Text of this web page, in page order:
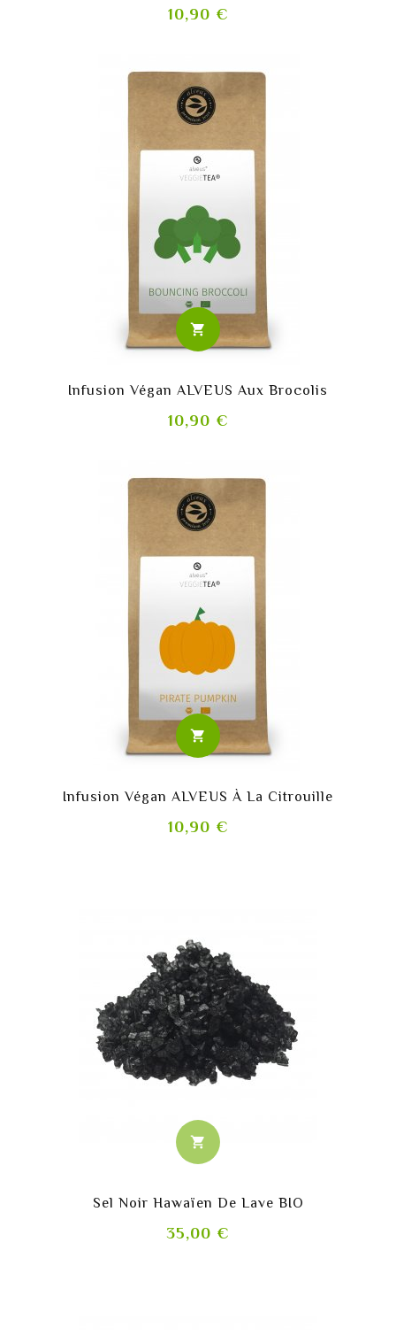
10,90 €
shopping_cart
Infusion Végan ALVEUS Aux Brocolis
10,90 €
shopping_cart
Infusion Végan ALVEUS À La Citrouille
10,90 €
shopping_cart
Sel Noir Hawaïen De Lave BIO
35,00 €